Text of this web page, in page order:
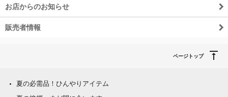
お店からのお知らせ
販売者情報
ページトップ
夏の必需品！ひんやりアイテム